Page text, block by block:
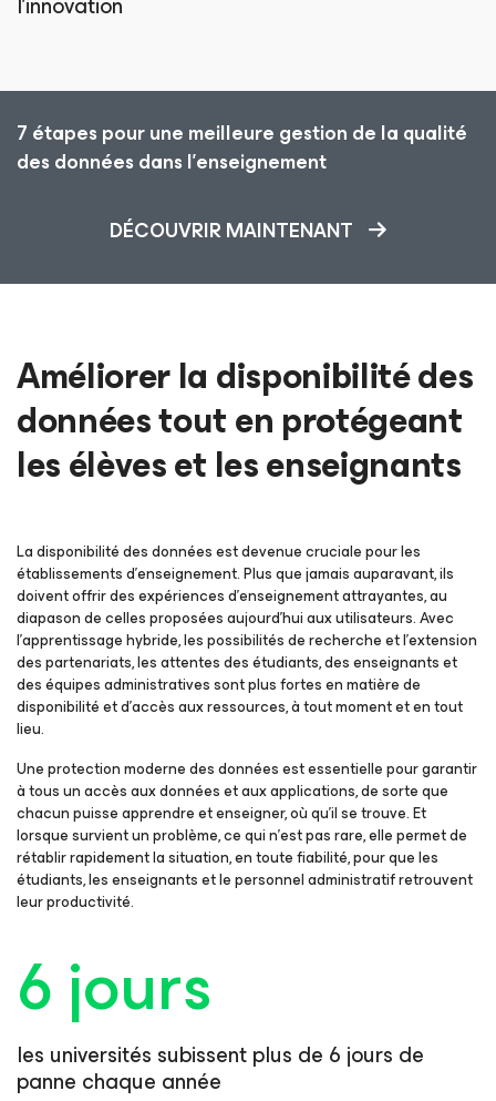
7 étapes pour une meilleure gestion de la qualité
des données dans l’enseignement
DÉCOUVRIR MAINTENANT
Améliorer la disponibilité des
données tout en protégeant
les élèveset les enseignants
La disponibilité des données est devenue cruciale pour les
établissements d’enseignement. Plus que jamais auparavant, ils
doivent offrir des expériences d’enseignement attrayantes, au
diapason de celles proposées aujourd’hui aux utilisateurs. Avec
l’apprentissage hybride, les possibilités de recherche et l’extension
des partenariats, les attentes des étudiants, des enseignants et
des équipes administratives sont plus fortes en matière de
disponibilité et d’accès aux ressources, à tout moment et en tout
lieu.
Une protection moderne des données est essentielle pour garantir
à tous un accès aux données et aux applications, de sorte que
chacun puisse apprendre et enseigner, où qu’il se trouve. Et
lorsque survient un problème, ce qui n’est pas rare, elle permet de
rétablir rapidement la situation, en toute fiabilité, pour que les
étudiants, les enseignants et le personnel administratif retrouvent
leur productivité.
6 jours
les universités subissent plus de 6 jours de
panne chaque année